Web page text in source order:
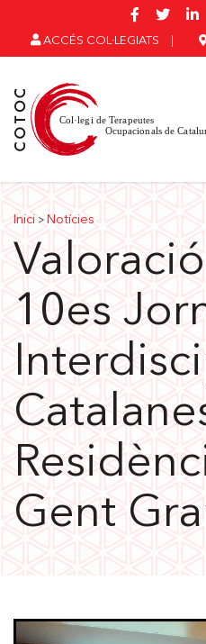
ACCÉS COL·LEGIATS
Inici > Notícies
10es
Gent